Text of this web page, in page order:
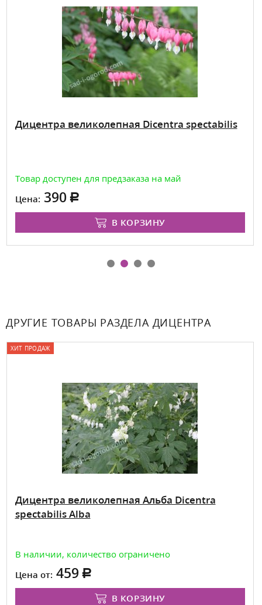
Дицентра великолепная Dicentra spectabilis
Товар доступен для предзаказа на май
Цена: 390
В КОРЗИНУ
ДРУГИЕ ТОВАРЫ РАЗДЕЛА ДИЦЕНТРА
ХИТ ПРОДАЖ
Дицентра великолепная Альба Dicentra
spectabilis Alba
В наличии, количество ограничено
Цена от: 459
В КОРЗИНУ